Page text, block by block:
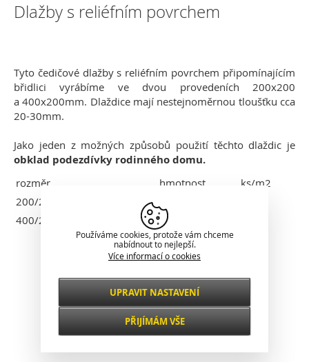
Dlažby s reliéfním povrchem
Tyto čedičové dlažby s reliéfním povrchem připomínajícím
břidlici vyrábíme ve dvou provedeních 200x200
a 400x200mm. Dlaždice mají nestejnoměrnou tloušťku cca
20-30mm.
Jako jeden z možných způsobů použití těchto dlaždic je
obklad podezdívky rodinného domu.
rozměr hmotnost
ks/m2
200/200/20-30 H
400/200/20-30 H
4,80 kg
Klasické zobrazení
Používáme cookies, protože vám chceme
nabídnout to nejlepší.
Více informací o cookies
Nezbytné
VŽDY AKTIVNÍ
Funkční a
UPRAVIT NASTAVENÍ
PŘIJÍMÁM VŠE